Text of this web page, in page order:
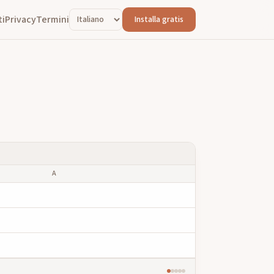
PrivacyTermini Installa gratis
A